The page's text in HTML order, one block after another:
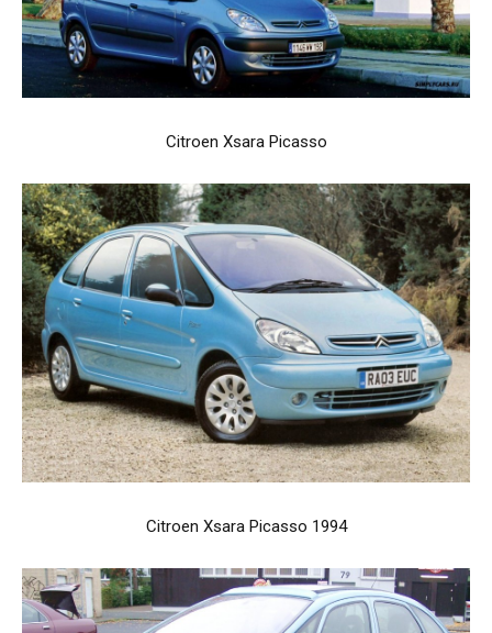
Citroen Xsara Picasso
Citroen Xsara Picasso 1994